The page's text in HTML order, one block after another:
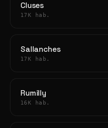
Cluses
17K hab.
Sallanches
17K hab.
Rumilly
16K hab.